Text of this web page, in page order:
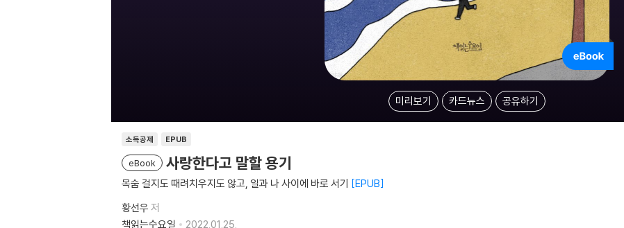
미리보기 카드뉴스 공유하기
소득공제 EPUB
eBook 사랑한다고 말할 용기
목숨 걸지도 때려치우지도 않고, 일과 나 사이에 바로 서기 EPUB
황선우 저
책읽는수요일
2022.01.25.